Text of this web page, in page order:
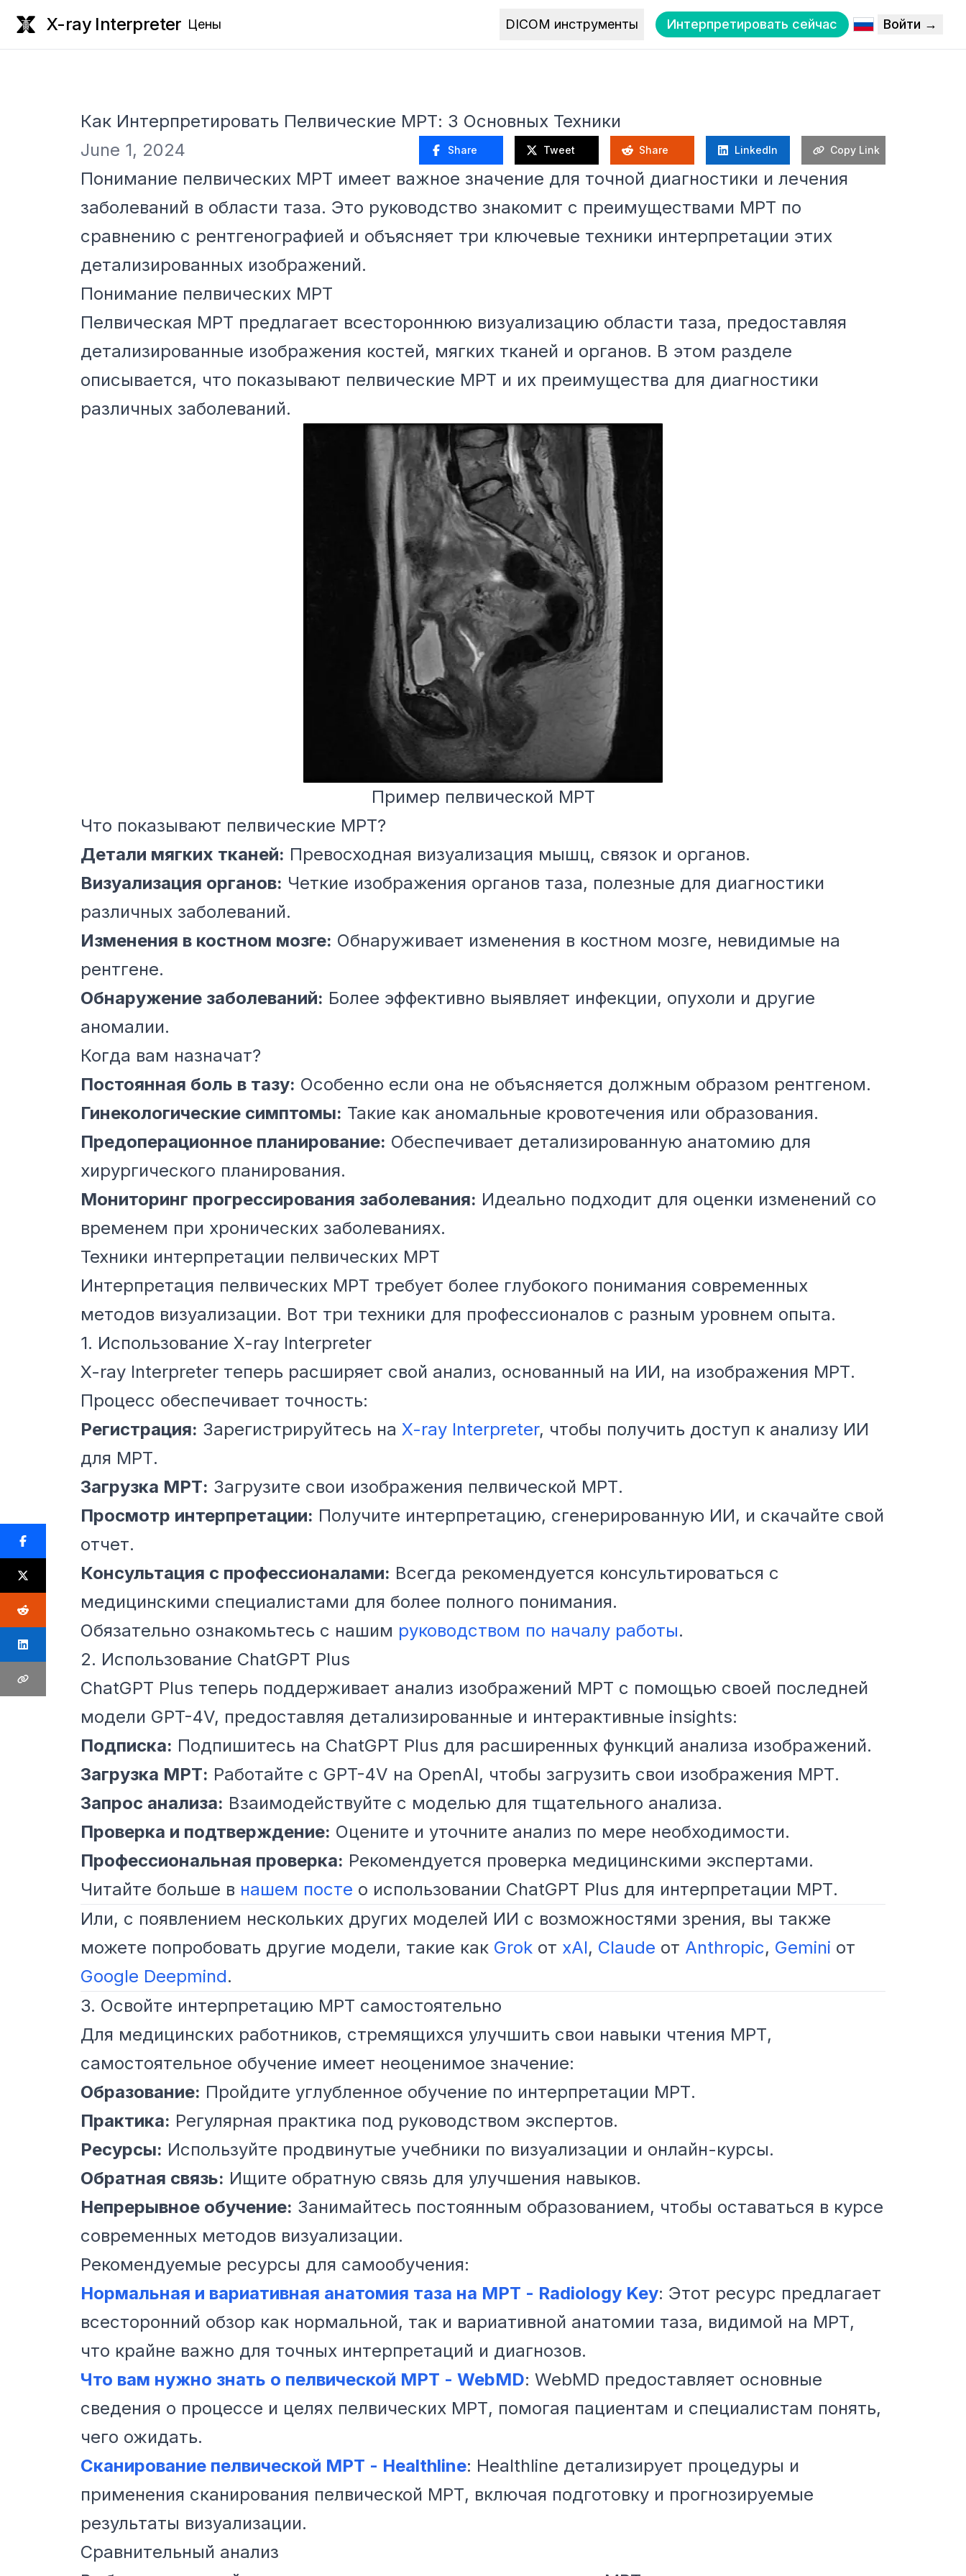
X-ray Interpreter Цены DICOM инструменты Интерпретировать сейчас Войти →
Как Интерпретировать Пелвические МРТ: 3 Основных Техники
June 1, 2024
Share Tweet Share LinkedIn Copy Link
Понимание пелвических МРТ имеет важное значение для точной диагностики и лечения
заболеваний в области таза. Это руководство знакомит с преимуществами МРТ по
сравнению с рентгенографией и объясняет три ключевые техники интерпретации этих
детализированных изображений.
Понимание пелвических МРТ
Пелвическая МРТ предлагает всестороннюю визуализацию области таза, предоставляя
детализированные изображения костей, мягких тканей и органов. В этом разделе
описывается, что показывают пелвические МРТ и их преимущества для диагностики
различных заболеваний.
Пример пелвической МРТ
Что показывают пелвические МРТ?
Детали мягких тканей: Превосходная визуализация мышц, связок и органов.
Визуализация органов: Четкие изображения органов таза, полезные для диагностики
различных заболеваний.
Изменения в костном мозге: Обнаруживает изменения в костном мозге, невидимые на
рентгене.
Обнаружение заболеваний: Более эффективно выявляет инфекции, опухоли и другие
аномалии.
Когда вам назначат?
Постоянная боль в тазу: Особенно если она не объясняется должным образом рентгеном.
Гинекологические симптомы: Такие как аномальные кровотечения или образования.
Предоперационное планирование: Обеспечивает детализированную анатомию для
хирургического планирования.
Мониторинг прогрессирования заболевания: Идеально подходит для оценки изменений со
временем при хронических заболеваниях.
Техники интерпретации пелвических МРТ
Интерпретация пелвических МРТ требует более глубокого понимания современных
методов визуализации. Вот три техники для профессионалов с разным уровнем опыта.
1. Использование X-ray Interpreter
X-ray Interpreter теперь расширяет свой анализ, основанный на ИИ, на изображения МРТ.
Процесс обеспечивает точность:
Регистрация: Зарегистрируйтесь на X-ray Interpreter, чтобы получить доступ к анализу ИИ
для МРТ.
Загрузка МРТ: Загрузите свои изображения пелвической МРТ.
Просмотр интерпретации: Получите интерпретацию, сгенерированную ИИ, и скачайте свой
отчет.
Консультация с профессионалами: Всегда рекомендуется консультироваться с
медицинскими специалистами для более полного понимания.
Обязательно ознакомьтесь с нашим руководством по началу работы.
2. Использование ChatGPT Plus
ChatGPT Plus теперь поддерживает анализ изображений МРТ с помощью своей последней
модели GPT-4V, предоставляя детализированные и интерактивные insights:
Подписка: Подпишитесь на ChatGPT Plus для расширенных функций анализа изображений.
Загрузка МРТ: Работайте с GPT-4V на OpenAI, чтобы загрузить свои изображения МРТ.
Запрос анализа: Взаимодействуйте с моделью для тщательного анализа.
Проверка и подтверждение: Оцените и уточните анализ по мере необходимости.
Профессиональная проверка: Рекомендуется проверка медицинскими экспертами.
Читайте больше в нашем посте о использовании ChatGPT Plus для интерпретации МРТ.
Или, с появлением нескольких других моделей ИИ с возможностями зрения, вы также
можете попробовать другие модели, такие как Grok от xAI, Claude от Anthropic, Gemini от
Google Deepmind.
3. Освойте интерпретацию МРТ самостоятельно
Для медицинских работников, стремящихся улучшить свои навыки чтения МРТ,
самостоятельное обучение имеет неоценимое значение:
Образование: Пройдите углубленное обучение по интерпретации МРТ.
Практика: Регулярная практика под руководством экспертов.
Ресурсы: Используйте продвинутые учебники по визуализации и онлайн-курсы.
Обратная связь: Ищите обратную связь для улучшения навыков.
Непрерывное обучение: Занимайтесь постоянным образованием, чтобы оставаться в курсе
современных методов визуализации.
Рекомендуемые ресурсы для самообучения:
Нормальная и вариативная анатомия таза на МРТ - Radiology Key: Этот ресурс предлагает
всесторонний обзор как нормальной, так и вариативной анатомии таза, видимой на МРТ,
что крайне важно для точных интерпретаций и диагнозов.
Что вам нужно знать о пелвической МРТ - WebMD: WebMD предоставляет основные
сведения о процессе и целях пелвических МРТ, помогая пациентам и специалистам понять,
чего ожидать.
Сканирование пелвической МРТ - Healthline: Healthline детализирует процедуры и
применения сканирования пелвической МРТ, включая подготовку и прогнозируемые
результаты визуализации.
Сравнительный анализ